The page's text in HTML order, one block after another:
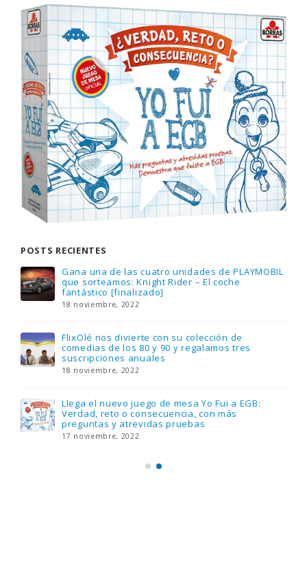
POSTS RECIENTES
Gana una de las cuatro unidades de PLAYMOBIL
que sorteamos: Knight Rider – El coche
fantástico [finalizado]
18 noviembre, 2022
FlixOlé nos divierte con su colección de
comedias de los 80 y 90 y regalamos tres
suscripciones anuales
18 noviembre, 2022
Llega el nuevo juego de mesa Yo Fui a EGB:
Verdad, reto o consecuencia, con más
preguntas y atrevidas pruebas
17 noviembre, 2022